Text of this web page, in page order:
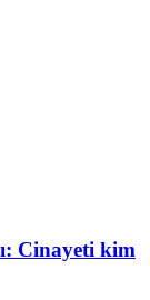
Cinayeti kim